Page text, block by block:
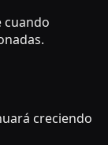
cuando
creciendo